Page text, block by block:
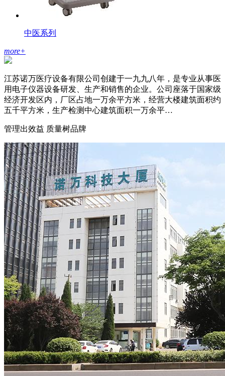
中医系列
more+
江苏诺万医疗设备有限公司创建于一九九八年，是专业从事医
用电子仪器设备研发、生产和销售的企业。公司座落于国家级
经济开发区内，厂区占地一万余平方米，经营大楼建筑面积约
五千平方米，生产检测中心建筑面积一万余平…
管理出效益 质量树品牌